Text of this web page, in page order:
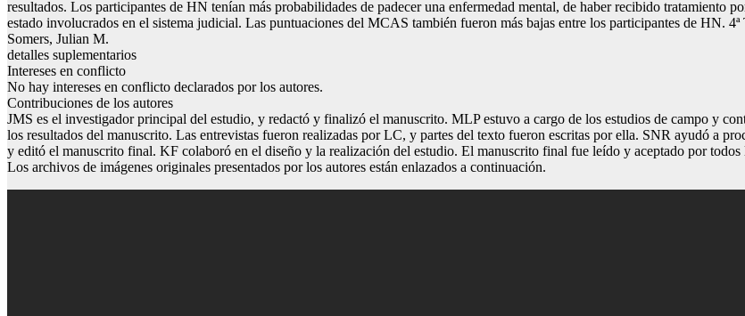
resultados. Los participantes de HN tenían más probabilidades de padecer una enfermedad mental, de haber recibido tratamiento
estado involucrados en el sistema judicial. Las puntuaciones del MCAS también fueron más bajas entre los participantes de HN. 4ª
Somers, Julian M.
detalles suplementarios
Intereses en conflicto
No hay intereses en conflicto declarados por los autores.
Contribuciones de los autores
JMS es el investigador principal del estudio, y redactó y finalizó el manuscrito. MLP estuvo a cargo de los estudios de campo y
los resultados del manuscrito. Las entrevistas fueron realizadas por LC, y partes del texto fueron escritas por ella. SNR ayudó a
y editó el manuscrito final. KF colaboró en el diseño y la realización del estudio. El manuscrito final fue leído y aceptado por
Los archivos de imágenes originales presentados por los autores están enlazados a continuación.